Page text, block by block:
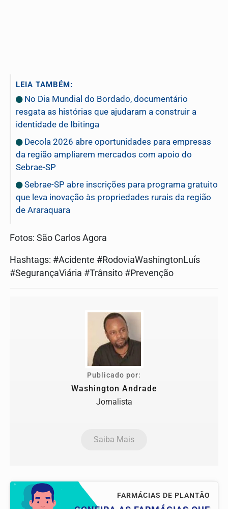
LEIA TAMBÉM:
No Dia Mundial do Bordado, documentário
resgata as histórias que ajudaram a construir a
identidade de Ibitinga
Decola 2026 abre oportunidades para empresas
da região ampliarem mercados com apoio do
Sebrae-SP
Sebrae-SP abre inscrições para programa gratuito
que leva inovação às propriedades rurais da região
de Araraquara
Fotos: São Carlos Agora
Hashtags: #Acidente #RodoviaWashingtonLuís
#SegurançaViária #Trânsito #Prevenção
Publicado por:
Washington Andrade
Jornalista
Saiba Mais
FARMÁCIAS DE PLANTÃO